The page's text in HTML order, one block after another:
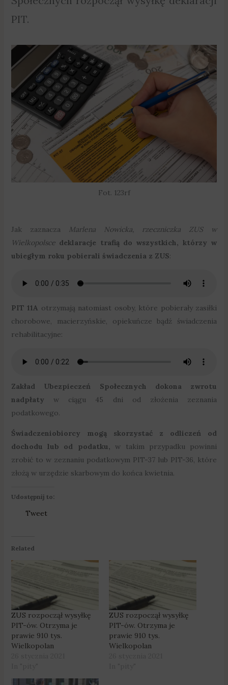
PIT.
Fot. 123rf
Jak zaznacza Marlena Nowicka, rzeczniczka ZUS w
Wielkopolsce deklaracje trafią do wszystkich, którzy w
ubiegłym roku pobierali świadczenia z ZUS:
PIT 11A otrzymają natomiast osoby, które pobierały zasiłki
chorobowe, macierzyńskie, opiekuńcze bądź świadczenia
rehabilitacyjne:
Zakład Ubezpieczeń Społecznych dokona zwrotu
nadpłaty w ciągu 45 dni od złożenia zeznania
podatkowego.
Świadczeniobiorcy mogą skorzystać z odliczeń od
dochodu lub od podatku, w takim przypadku powinni
zrobić to w zeznaniu podatkowym PIT-37 lub PIT-36, które
złożą w urzędzie skarbowym do końca kwietnia.
Udostępnij to:
Tweet
Related
ZUS rozpoczął wysyłkę
PIT-ów. Otrzyma je
prawie 910 tys.
Wielkopolan
ZUS rozpoczął wysyłkę
PIT-ów. Otrzyma je
prawie 910 tys.
Wielkopolan